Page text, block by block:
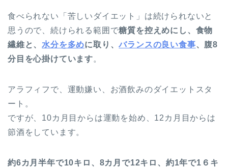
食べられない「苦しいダイエット」は続けられないと
思うので、続けられる範囲で糖質を控えめにし、食物
繊維と、 水分を多めに取り、バランスの良い食事、腹8
分目を心掛けています。
アラフィフで、運動嫌い、お酒飲みのダイエットスタ
ート。
ですが、10カ月目からは運動を始め、12カ月目からは
節酒をしています。
約6カ月半年で10キロ、8カ月で12キロ、約1年で1６キ